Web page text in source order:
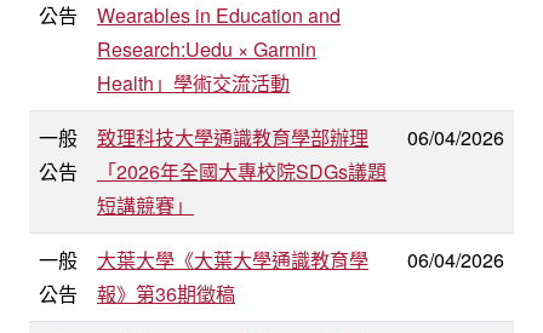
公告
Wearables in Education and
Research:Uedu × Garmin
Health」學術交流活動
一般
公告
致理科技大學通識教育學部辦理
「2026年全國大專校院SDGs議題
短講競賽」
06/04/2026
一般
公告
大葉大學《大葉大學通識教育學
報》第36期徵稿
06/04/2026